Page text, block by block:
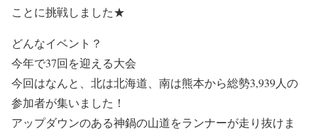
ことに挑戦しました★
どんなイベント？
今年で37回を迎える大会
今回はなんと、北は北海道、南は熊本から総勢3,939人の
参加者が集いました！
アップダウンのある神鍋の山道をランナーが走り抜けま